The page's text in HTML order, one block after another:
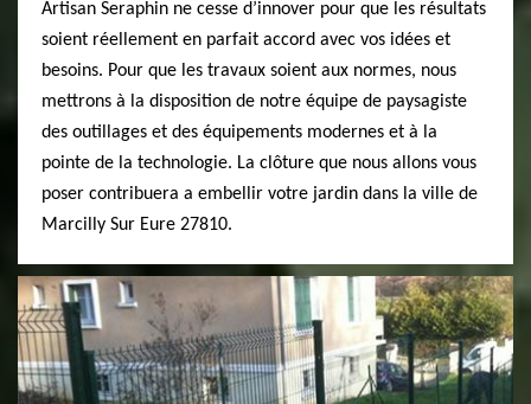
Artisan Seraphin ne cesse d’innover pour que les résultats
soient réellement en parfait accord avec vos idées et
besoins. Pour que les travaux soient aux normes, nous
mettrons à la disposition de notre équipe de paysagiste
des outillages et des équipements modernes et à la
pointe de la technologie. La clôture que nous allons vous
poser contribuera a embellir votre jardin dans la ville de
Marcilly Sur Eure 27810.